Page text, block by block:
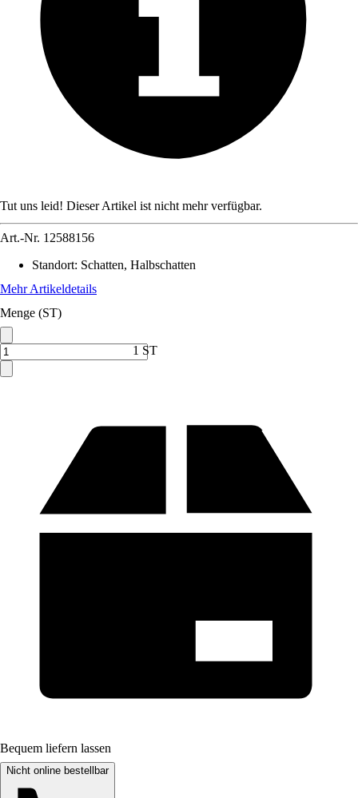
Tut uns leid! Dieser Artikel ist nicht mehr verfügbar.
Art.-Nr. 12588156
Standort: Schatten, Halbschatten
Mehr Artikeldetails
Menge (ST)
1 ST
Bequem liefern lassen
Nicht online bestellbar